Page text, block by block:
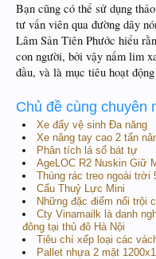
Bạn cũng có thể sử dụng
tư vấn viên qua đường dây
Lâm Sản Tiên Phước hiểu
con người, bởi vậy nấm lim
đầu, và là mục tiêu hoạt
Chủ đề cùng chuyên
Xe đẩy vệ sinh Đa năng
Xe nâng tay cao 2 tấn
Phân tích lá số bát tự
AgeLOC R2 Nuskin Giữ
Thùng rác treo ngoài trời
Cẩu Thuỷ Lực Mini
Những đặc điểm nổi trội
Cty Vinamailk là danh
đông tại thủ đô Hà Nội
Tiêu chí xếp loại các
Pallet nhựa 2 mặt